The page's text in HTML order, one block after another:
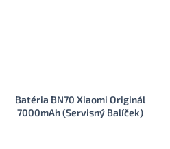
Batéria BN70 Xiaomi Originál
7000mAh (Servisný Balíček)